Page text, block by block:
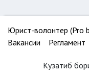
Юрист-волонтер (Pro
Вакансии
Регламент
Кузатиб